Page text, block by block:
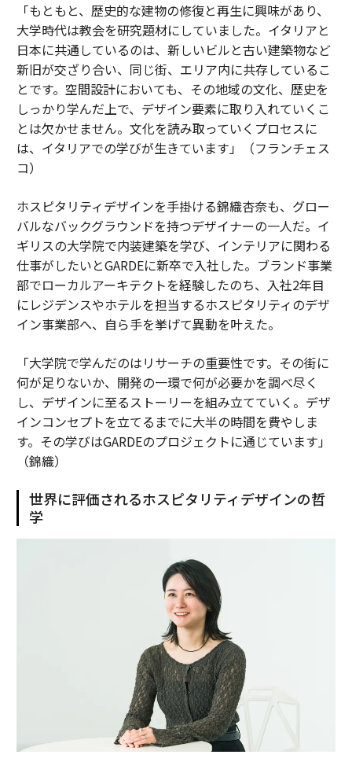
「もともと、歴史的な建物の修復と再生に興味があり、
大学時代は教会を研究題材にしていました。イタリアと
日本に共通しているのは、新しいビルと古い建築物など
新旧が交ざり合い、同じ街、エリア内に共存しているこ
とです。空間設計においても、その地域の文化、歴史を
しっかり学んだ上で、デザイン要素に取り入れていくこ
とは欠かせません。文化を読み取っていくプロセスに
は、イタリアでの学びが生きています」（フランチェス
コ）
ホスピタリティデザインを手掛ける錦織杏奈も、グロー
バルなバックグラウンドを持つデザイナーの一人だ。イ
ギリスの大学院で内装建築を学び、インテリアに関わる
仕事がしたいとGARDEに新卒で入社した。ブランド事業
部でローカルアーキテクトを経験したのち、入社2年目
にレジデンスやホテルを担当するホスピタリティのデザ
イン事業部へ、自ら手を挙げて異動を叶えた。
「大学院で学んだのはリサーチの重要性です。その街に
何が足りないか、開発の一環で何が必要かを調べ尽く
し、デザインに至るストーリーを組み立てていく。デザ
インコンセプトを立てるまでに大半の時間を費やしま
す。その学びはGARDEのプロジェクトに通じています」
（錦織）
世界に評価されるホスピタリティデザインの哲
学